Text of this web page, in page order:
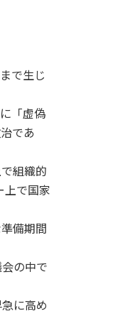
で生じ
「虚偽
であ
組織的
上で国家
備期間
の中で
に高め